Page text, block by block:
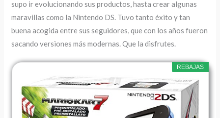
supo ir evolucionando sus productos, hasta crear algunas
maravillas como la Nintendo DS. Tuvo tanto éxito y tan
buena acogida entre sus seguidores, que con los años fueron
sacando versiones más modernas. Que la disfrutes.
REBAJAS